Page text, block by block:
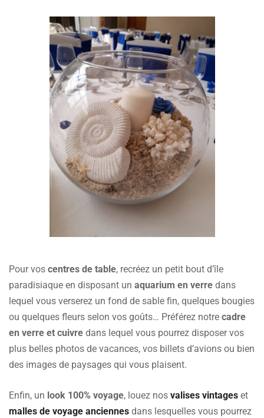
Pour vos centres de table, recréez un petit bout d’île
paradisiaque en disposant un aquarium en verre dans
lequel vous verserez un fond de sable fin, quelques bougies
ou quelques fleurs selon vos goûts… Préférez notre cadre
en verre et cuivre dans lequel vous pourrez disposer vos
plus belles photos de vacances, vos billets d’avions ou bien
des images de paysages qui vous plaisent.
Enfin, un look 100% voyage, louez nos valises vintages et
malles de voyage anciennes dans lesquelles vous pourrez